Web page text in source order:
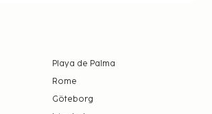
Playa de Palma
Rome
Göteborg